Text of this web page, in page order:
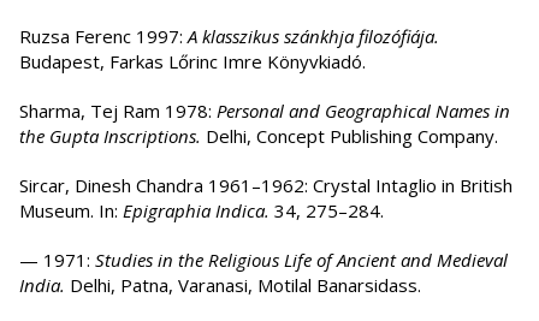
Ruzsa Ferenc 1997:A klasszikus szánkhja filozófiája.
Budapest, Farkas Lőrinc Imre Könyvkiadó.
Sharma, Tej Ram 1978: Personal and Geographical Names in
the Gupta Inscriptions. Delhi, Concept Publishing Company.
Sircar, Dinesh Chandra 1961–1962: Crystal Intaglio in British
Museum. In: Epigraphia Indica. 34, 275–284.
— 1971: Studies in the Religious Life of Ancient and Medieval
India. Delhi, Patna, Varanasi, Motilal Banarsidass.